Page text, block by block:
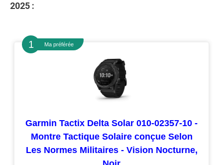
2025 :
Ma préférée
Garmin Tactix Delta Solar 010-02357-10 -
Montre Tactique Solaire conçue Selon
Les Normes Militaires - Vision Nocturne,